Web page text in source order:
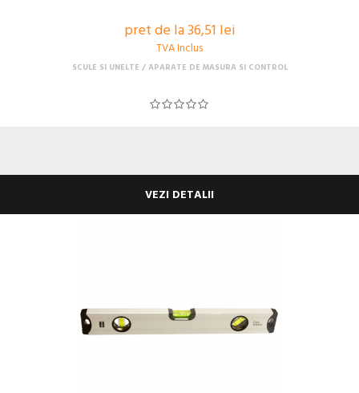
pret de la 36,51 lei
TVA Inclus
SCULE SI UNELTE APARATE DE MASURA SI CONTROL
VEZI DETALII